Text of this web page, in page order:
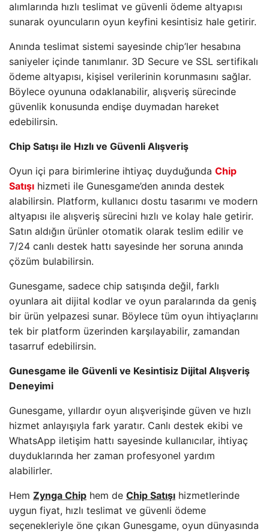
alımlarında hızlı teslimat ve güvenli ödeme altyapısı
sunarak oyuncuların oyun keyfini kesintisiz hale getirir.
Anında teslimat sistemi sayesinde chip’ler hesabına
saniyeler içinde tanımlanır. 3D Secure ve SSL sertifikalı
ödeme altyapısı, kişisel verilerinin korunmasını sağlar.
Böylece oyununa odaklanabilir, alışveriş sürecinde
güvenlik konusunda endişe duymadan hareket
edebilirsin.
Chip Satışı ile Hızlı ve Güvenli Alışveriş
Oyun içi para birimlerine ihtiyaç duyduğunda Chip
Satışı hizmeti ile Gunesgame’den anında destek
alabilirsin. Platform, kullanıcı dostu tasarımı ve modern
altyapısı ile alışveriş sürecini hızlı ve kolay hale getirir.
Satın aldığın ürünler otomatik olarak teslim edilir ve
7/24 canlı destek hattı sayesinde her soruna anında
çözüm bulabilirsin.
Gunesgame, sadece chip satışında değil, farklı
oyunlara ait dijital kodlar ve oyun paralarında da geniş
bir ürün yelpazesi sunar. Böylece tüm oyun ihtiyaçlarını
tek bir platform üzerinden karşılayabilir, zamandan
tasarruf edebilirsin.
Gunesgame ile Güvenli ve Kesintisiz Dijital Alışveriş
Deneyimi
Gunesgame, yıllardır oyun alışverişinde güven ve hızlı
hizmet anlayışıyla fark yaratır. Canlı destek ekibi ve
WhatsApp iletişim hattı sayesinde kullanıcılar, ihtiyaç
duyduklarında her zaman profesyonel yardım
alabilirler.
Hem Zynga Chip hem de Chip Satışı hizmetlerinde
uygun fiyat, hızlı teslimat ve güvenli ödeme
seçenekleriyle öne çıkan Gunesgame, oyun dünyasında